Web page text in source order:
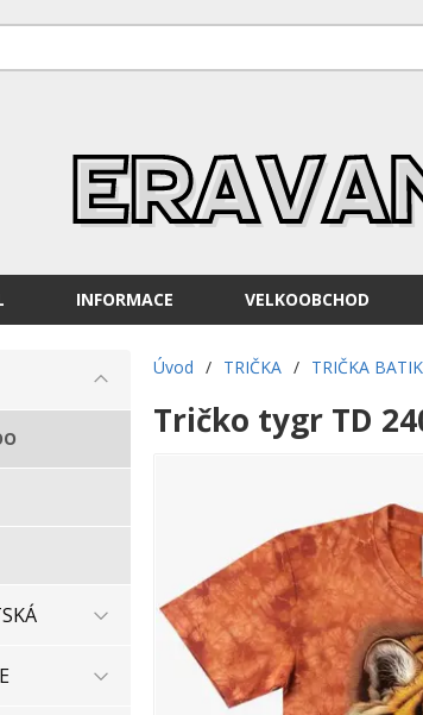
INFORMACE VELKOOBCHOD
Úvod / TRIČKA / TRIČKA
Tričko tygr TD